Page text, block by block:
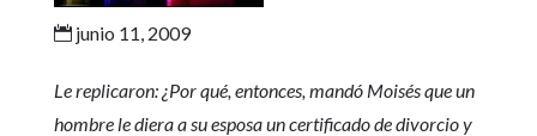
junio 11, 2009
Le replicaron: ¿Por qué, entonces, mandó Moisés que un
hombre le diera a su esposa un certificado de divorcio y